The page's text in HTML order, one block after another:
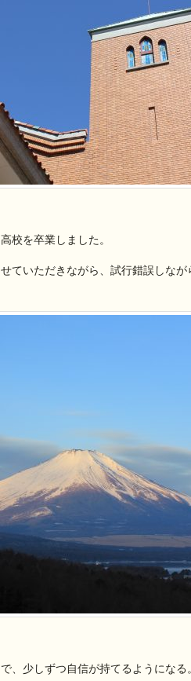
校を卒業しました。
ていただきながら、試行錯誤しなが
、少しずつ自信が持てるようになる。